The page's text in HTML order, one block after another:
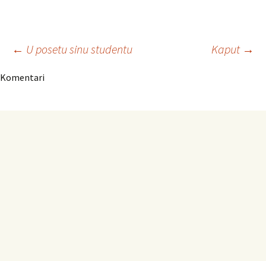
Navigacija
← U posetu sinu studentu Kaput →
Komentari